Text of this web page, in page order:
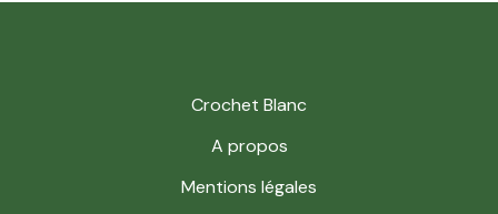
Crochet Blanc
A propos
Mentions légales